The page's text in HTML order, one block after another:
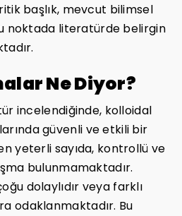
başlık, mevcut bilimsel
noktada literatürde belirgin
Ne Diyor?
incelendiğinde, kolloidal
güvenli ve etkili bir
yeterli sayıda, kontrollü ve
bulunmamaktadır.
dolaylıdır veya farklı
odaklanmaktadır. Bu